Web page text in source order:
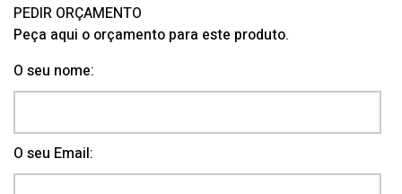
Pós-venda
PEDIR ORÇAMENTO
Peça aqui o orçamento para este produto.
O seu nome:
O seu Email: